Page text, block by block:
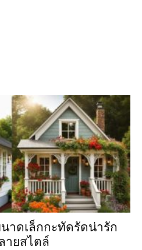
าดเล็กกะทัดรัดน่ารัก
ายสไตล์